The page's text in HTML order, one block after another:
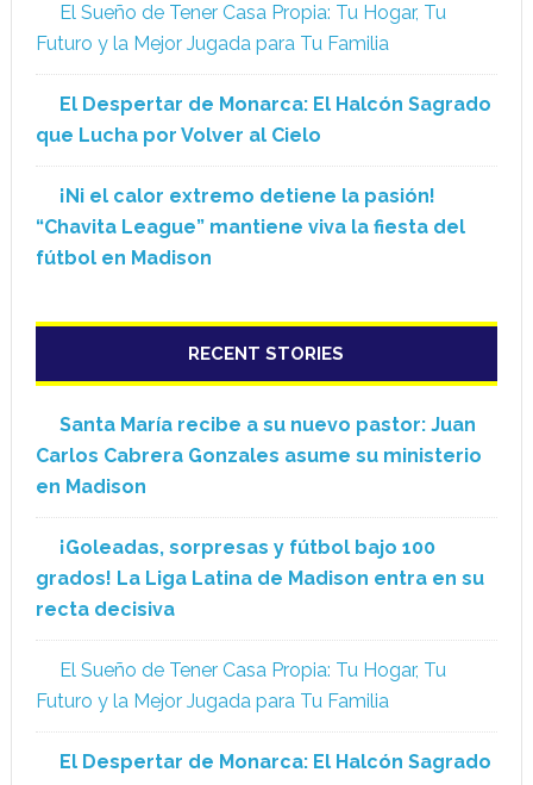
El Sueño de Tener Casa Propia: Tu Hogar, Tu
Futuro y la Mejor Jugada para Tu Familia
El Despertar de Monarca: El Halcón Sagrado
que Lucha por Volver al Cielo
¡Ni el calor extremo detiene la pasión!
“Chavita League” mantiene viva la fiesta del
fútbol en Madison
RECENT STORIES
Santa María recibe a su nuevo pastor: Juan
Carlos Cabrera Gonzales asume su ministerio
en Madison
¡Goleadas, sorpresas y fútbol bajo 100
grados! La Liga Latina de Madison entra en su
recta decisiva
El Sueño de Tener Casa Propia: Tu Hogar, Tu
Futuro y la Mejor Jugada para Tu Familia
El Despertar de Monarca: El Halcón Sagrado